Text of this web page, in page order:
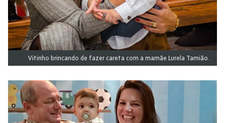
Vitinho brincando de fazer careta com a mamãe Lurela Tamião.